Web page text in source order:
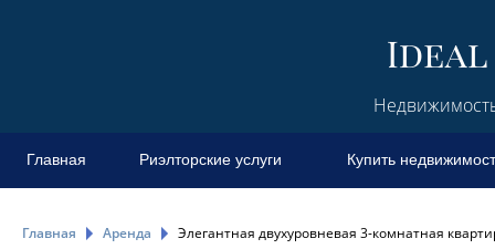
Главная Риэлторские услуги Купить
Главная Аренда Элегантная двухуровневая 3-комнатная